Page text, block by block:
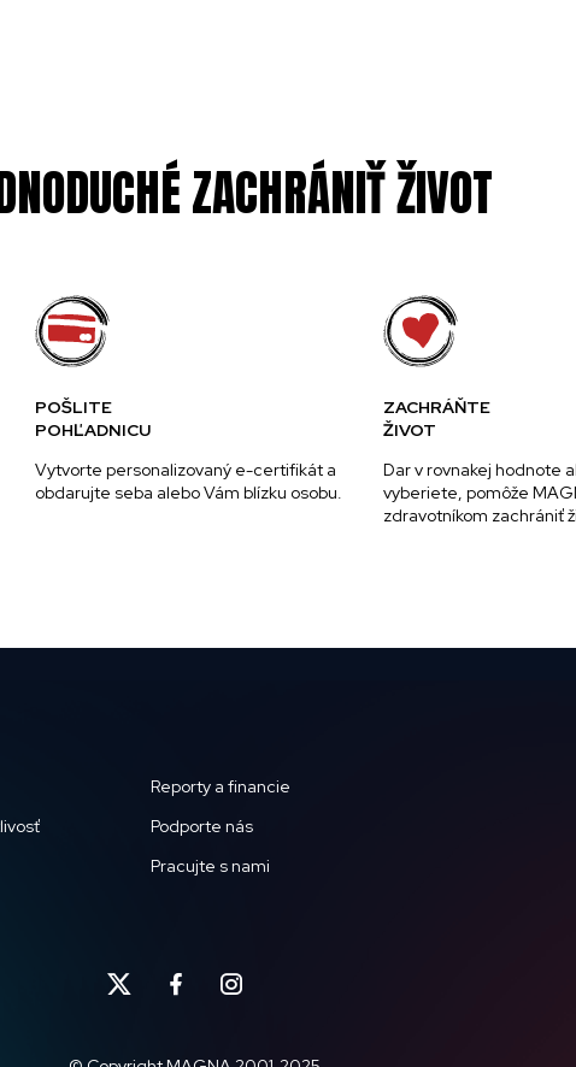
ZACHRÁNIŤ ŽIVOT
POŠLITE
POHĽADNICU
Vytvorte personalizovaný e-certifikát a
obdarujte seba alebo Vám blízku osobu.
ZACHRÁŇTE
ŽIVOT
Dar v rovnakej hodnote
vyberiete, pomôže
zdravotníkom zachrániť
Reporty a financie
Podporte nás
Pracujte s nami